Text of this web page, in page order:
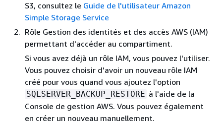
S3, consultez le Guide de l'utilisateur Amazon
Simple Storage Service
Rôle Gestion des identités et des accès AWS (IAM)
permettant d'accéder au compartiment.
Si vous avez déjà un rôle IAM, vous pouvez l'utiliser.
Vous pouvez choisir d'avoir un nouveau rôle IAM
créé pour vous quand vous ajoutez l'option
SQLSERVER_BACKUP_RESTORE à l'aide de la
Console de gestion AWS. Vous pouvez également
en créer un nouveau manuellement.